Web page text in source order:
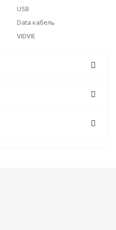
USB
Data кабель
VIDVIE